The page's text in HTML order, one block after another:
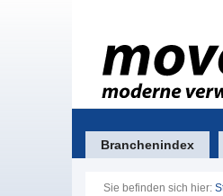
Branchenindex
Sie befinden sich hier: